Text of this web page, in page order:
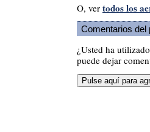
O, ver todos los
Comentarios del
¿Usted ha
puede dejar